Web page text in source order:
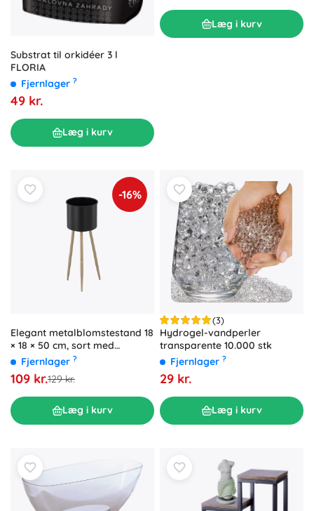
Substrat til orkidéer 3 l
FLORIA
Fjernlager ?
49 kr.
Læg i kurv
Læg i kurv
-16%
Elegant metalblomstestand 18
× 18 × 50 cm, sort med
guldfarvede ben
Fjernlager ?
109 kr.129 kr.
Læg i kurv
(3)
Hydrogel-vandperler
transparente 10.000 stk
Fjernlager ?
29 kr.
Læg i kurv